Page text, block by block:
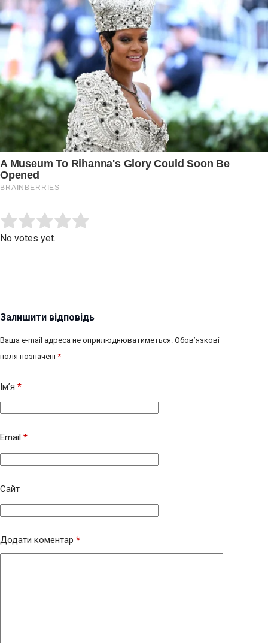
Rate this item:
No votes yet.
Залишити відповідь
Ваша e-mail адреса не оприлюднюватиметься. Обов’язкові
поля позначені *
Ім’я *
Email *
Сайт
Додати коментар *